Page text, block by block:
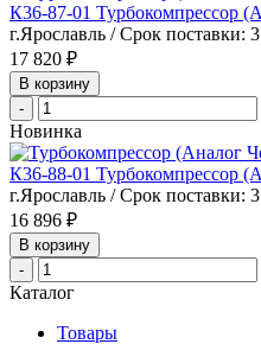
К36-87-01 Турбокомпрессор
г.Ярославль / Срок поставки:
17 820 ₽
В корзину
-
Новинка
К36-88-01 Турбокомпрессор
г.Ярославль / Срок поставки:
16 896 ₽
В корзину
-
Каталог
Товары